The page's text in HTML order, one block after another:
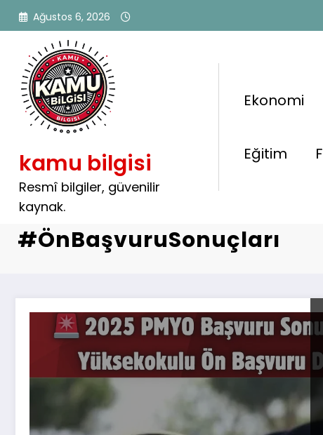
İçeriğe
atla
Ağustos 6, 2026
kamu bilgisi
Resmî bilgiler, güvenilir
kaynak.
Ekonomi
Eğitim
Etiket: #PMYO #PolisAlımı
#PolisAkademisi
#PolisMeslekYüksekokulu
#KamuPersonelAlımı
#ÖnBaşvuruSonuçları